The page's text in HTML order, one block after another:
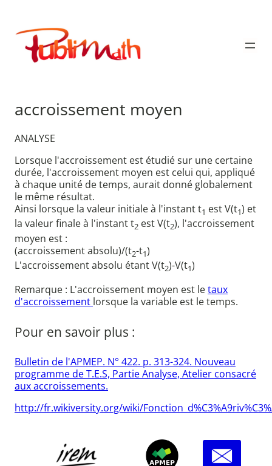
contenu
Publimath
accroissement moyen
ANALYSE
Lorsque l'accroissement est étudié sur une certaine
durée, l'accroissement moyen est celui qui, appliqué
à chaque unité de temps, aurait donné globalement
le même résultat.
Ainsi lorsque la valeur initiale à l'instant t1 est V(t1) et
la valeur finale à l'instant t2 est V(t2), l'accroissement
moyen est :
(accroissement absolu)/(t2-t1)
L'accroissement absolu étant V(t2)-V(t1)
Remarque : L'accroissement moyen est letaux
d'accroissement lorsque la variable est le temps.
Pour en savoir plus :
Bulletin de l'APMEP. N° 422. p. 313-324. Nouveau
programme de T.E.S, Partie Analyse, Atelier consacré
aux accroissements.
http://fr.wikiversity.org/wiki/